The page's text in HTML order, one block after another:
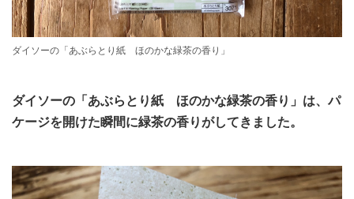
ダイソーの「あぶらとり紙 ほのかな緑茶の香り」
ダイソーの「あぶらとり紙 ほのかな緑茶の香り」は、パ
ケージを開けた瞬間に緑茶の香りがしてきました。